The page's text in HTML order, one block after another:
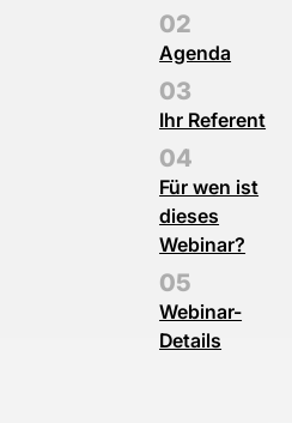
Agenda
Ihr Referent
Für wen ist
dieses
Webinar?
Webinar-
Details